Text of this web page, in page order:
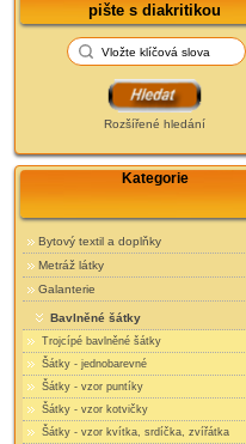
pište s diakritikou
Rozšířené hledání
Kategorie
Bytový textil a doplňky
Metráž látky
Galanterie
Bavlněné šátky
Trojcípé bavlněné šátky
Šátky - jednobarevné
Šátky - vzor puntíky
Šátky - vzor kotvičky
Šátky - vzor kvítka, srdíčka, zvířátka